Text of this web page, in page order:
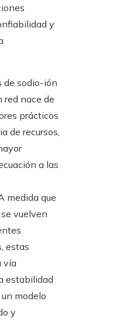
y
de sodio-ión
red nace de
prácticos
de recursos,
a las
medida que
vuelven
estas
vía
estabilidad
modelo
y